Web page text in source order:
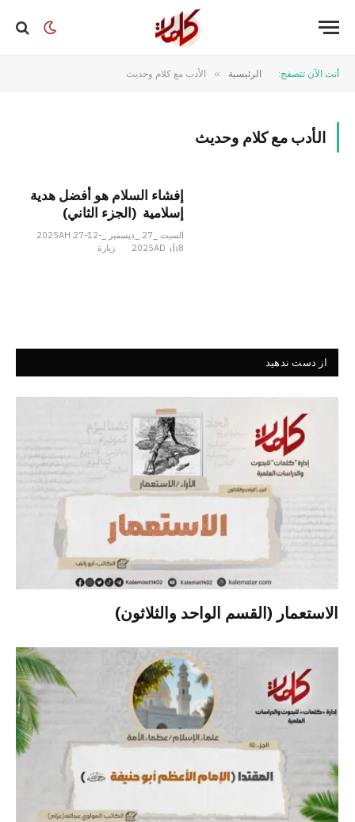
أنت الآن تتصفح: الرئيسية » الأدب مع كلام وحديث
الأدب مع كلام وحديث
إفشاء السلام هو أفضل هدية
إسلامية (الجزء الثاني)
السبت _27 _ديسمبر _2025AH 27-12-
2025AD
8 زيارة
از دست ندهید
الاستعمار (القسم الواحد والثلاثون)